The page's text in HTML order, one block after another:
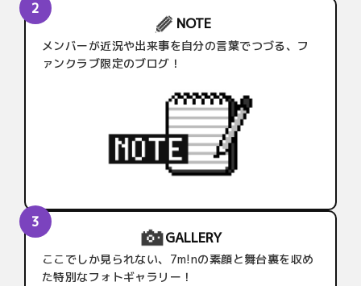
NOTE
メンバーが近況や出来事を自分の言葉でつづる、フ
ァンクラブ限定のブログ！
GALLERY
ここでしか見られない、7m!nの素顔と舞台裏を収め
た特別なフォトギャラリー！